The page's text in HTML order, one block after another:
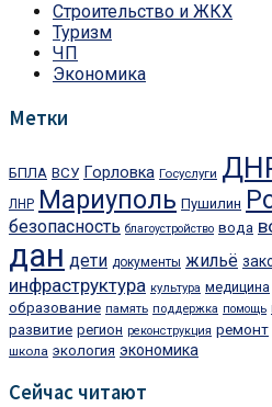
Строительство и ЖКХ
Туризм
ЧП
Экономика
Метки
БПЛА ВСУ Горловка Госуслуги
ЛНР Мариуполь Пушилин
безопасность благоустройство вода
дан дети документы жильё
инфраструктура культура медицина
образование память поддержка помощь
развитие регион реконструкция ремонт
школа экология экономика
Сейчас читают